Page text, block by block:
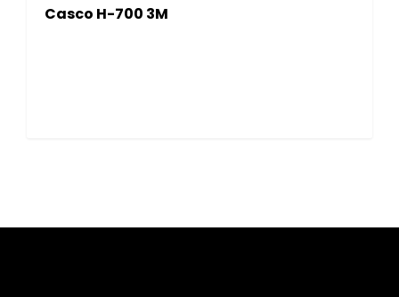
Casco H-700 3M